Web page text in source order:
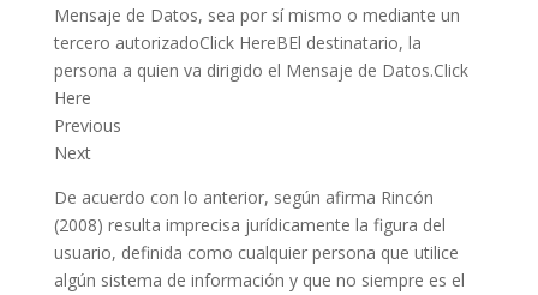
Mensaje de Datos, sea por sí mismo o mediante un
tercero autorizadoClick HereBEl destinatario, la
persona a quien va dirigido el Mensaje de Datos.Click
Here
Previous
Next
De acuerdo con lo anterior, según afirma Rincón
(2008) resulta imprecisa jurídicamente la figura del
usuario, definida como cualquier persona que utilice
algún sistema de información y que no siempre es el